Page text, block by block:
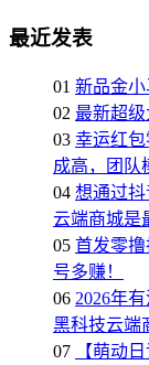
最近发表
01 新品金小
02 最新超
03 幸运红
成高，团队
04 想通过
云端商城是
05 首发零
号多赚！
06 2026年
黑科技云端
07
【萌动